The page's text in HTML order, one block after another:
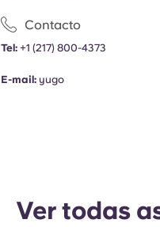
Contacto
Tel:+1(217) 800-4373
E-mail: yugo
Ver todas